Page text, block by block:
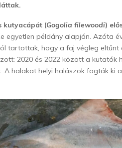
kutyacápát (Gogolia filewoodi)
egyetlen példány alapján. Azóta
tartottak, hogy a faj végleg eltűnt
2020 és 2022 között a kutatók
A halakat helyi halászok fogták ki